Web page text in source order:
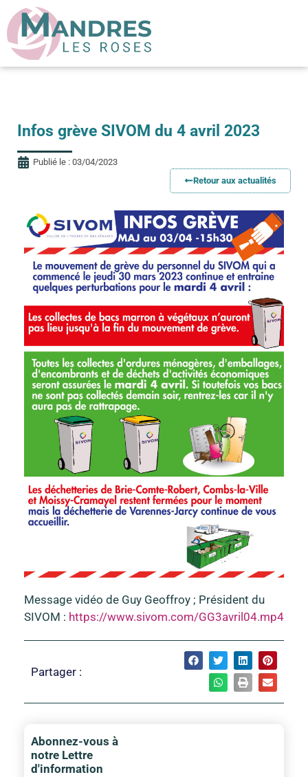
Infos grève SIVOM du 4 avril 2023
Publié le : 03/04/2023
Retour aux actualités
Message vidéo de Guy Geoffroy ; Président du
SIVOM : https://www.sivom.com/GG3avril04.mp4
Partager :
Abonnez-vous à
notre Lettre
d'information